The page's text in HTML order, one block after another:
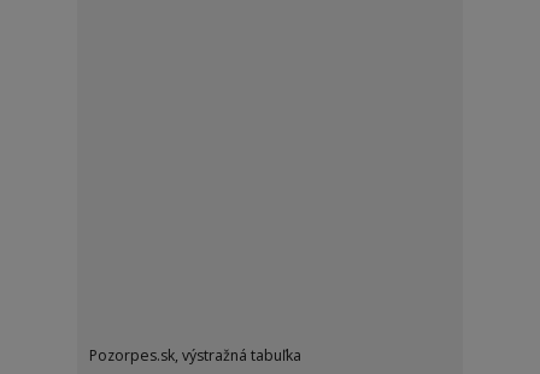
Pozorpes.sk, výstražná tabuľka